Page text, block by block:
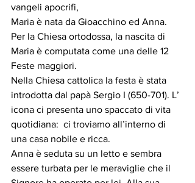
vangeli apocrifi,
Maria è nata da Gioacchino ed Anna.
Per la Chiesa ortodossa, la nascita di
Maria è computata come una delle 12
Feste maggiori.
Nella Chiesa cattolica la festa è stata
introdotta dal papà Sergio I (650-701). L’
icona ci presenta uno spaccato di vita
quotidiana:  ci troviamo all’interno di
una casa nobile e ricca.
Anna è seduta su un letto e sembra
essere turbata per le meraviglie che il